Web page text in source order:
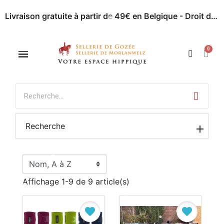
Appelez-nous : 071 / 51 62 63 Rendez-nous visite
Recherche
Affichage 1-9 de 9 article(s)
favorite favorite